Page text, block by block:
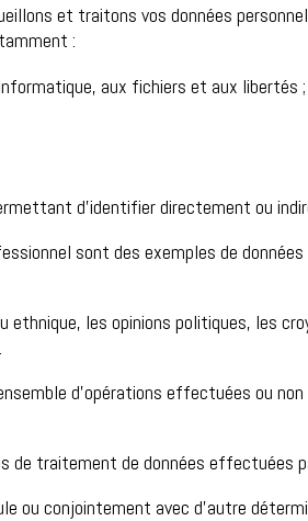
et traitons vos données
:
aux fichiers et aux libertés ;
d’identifier directement ou
sont des exemples de données
les opinions politiques, les
d’opérations effectuées ou
traitement de données effectuées
ou conjointement avec d’autre